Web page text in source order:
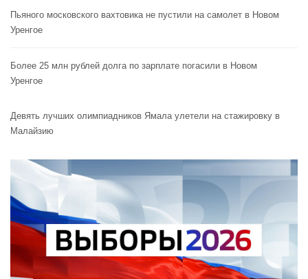
Пьяного московского вахтовика не пустили на самолет в Новом
Уренгое
Более 25 млн рублей долга по зарплате погасили в Новом
Уренгое
Девять лучших олимпиадников Ямала улетели на стажировку в
Малайзию